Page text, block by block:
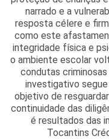
narrado e a
resposta célere e
como este
integridade física e
o ambiente escolar
condutas
investigativo
objetivo de
continuidade das
é resultados das
Tocantins